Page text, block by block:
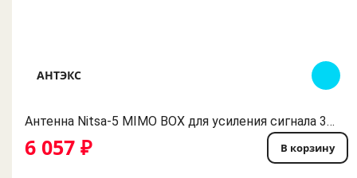
АНТЭКС
Антенна Nitsa-5 MIMO BOX для усиления сигнала 3G 4G мобильного интернета
6 057 ₽ В корзину